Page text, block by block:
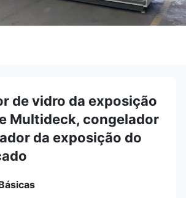
de vidro da exposição
Multideck, congelador
da exposição do